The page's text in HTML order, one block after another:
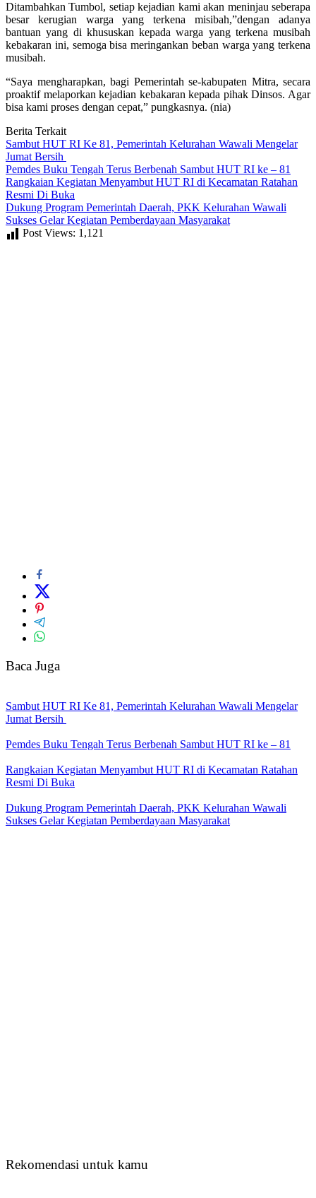
Ditambahkan Tumbol, setiap kejadian kami akan meninjau seberapa
besar kerugian warga yang terkena misibah,”dengan adanya
bantuan yang di khususkan kepada warga yang terkena musibah
kebakaran ini, semoga bisa meringankan beban warga yang terkena
musibah.
“Saya mengharapkan, bagi Pemerintah se-kabupaten Mitra, secara
proaktif melaporkan kejadian kebakaran kepada pihak Dinsos. Agar
bisa kami proses dengan cepat,” pungkasnya. (nia)
Berita Terkait
Sambut HUT RI Ke 81, Pemerintah Kelurahan Wawali Mengelar
Jumat Bersih
Pemdes Buku Tengah Terus Berbenah Sambut HUT RI ke – 81
Rangkaian Kegiatan Menyambut HUT RI di Kecamatan Ratahan
Resmi Di Buka
Dukung Program Pemerintah Daerah, PKK Kelurahan Wawali
Sukses Gelar Kegiatan Pemberdayaan Masyarakat
Post Views: 1,121
Baca Juga
Sambut HUT RI Ke 81, Pemerintah Kelurahan Wawali Mengelar
Jumat Bersih
Pemdes Buku Tengah Terus Berbenah Sambut HUT RI ke – 81
Rangkaian Kegiatan Menyambut HUT RI di Kecamatan Ratahan
Resmi Di Buka
Dukung Program Pemerintah Daerah, PKK Kelurahan Wawali
Sukses Gelar Kegiatan Pemberdayaan Masyarakat
Rekomendasi untuk kamu